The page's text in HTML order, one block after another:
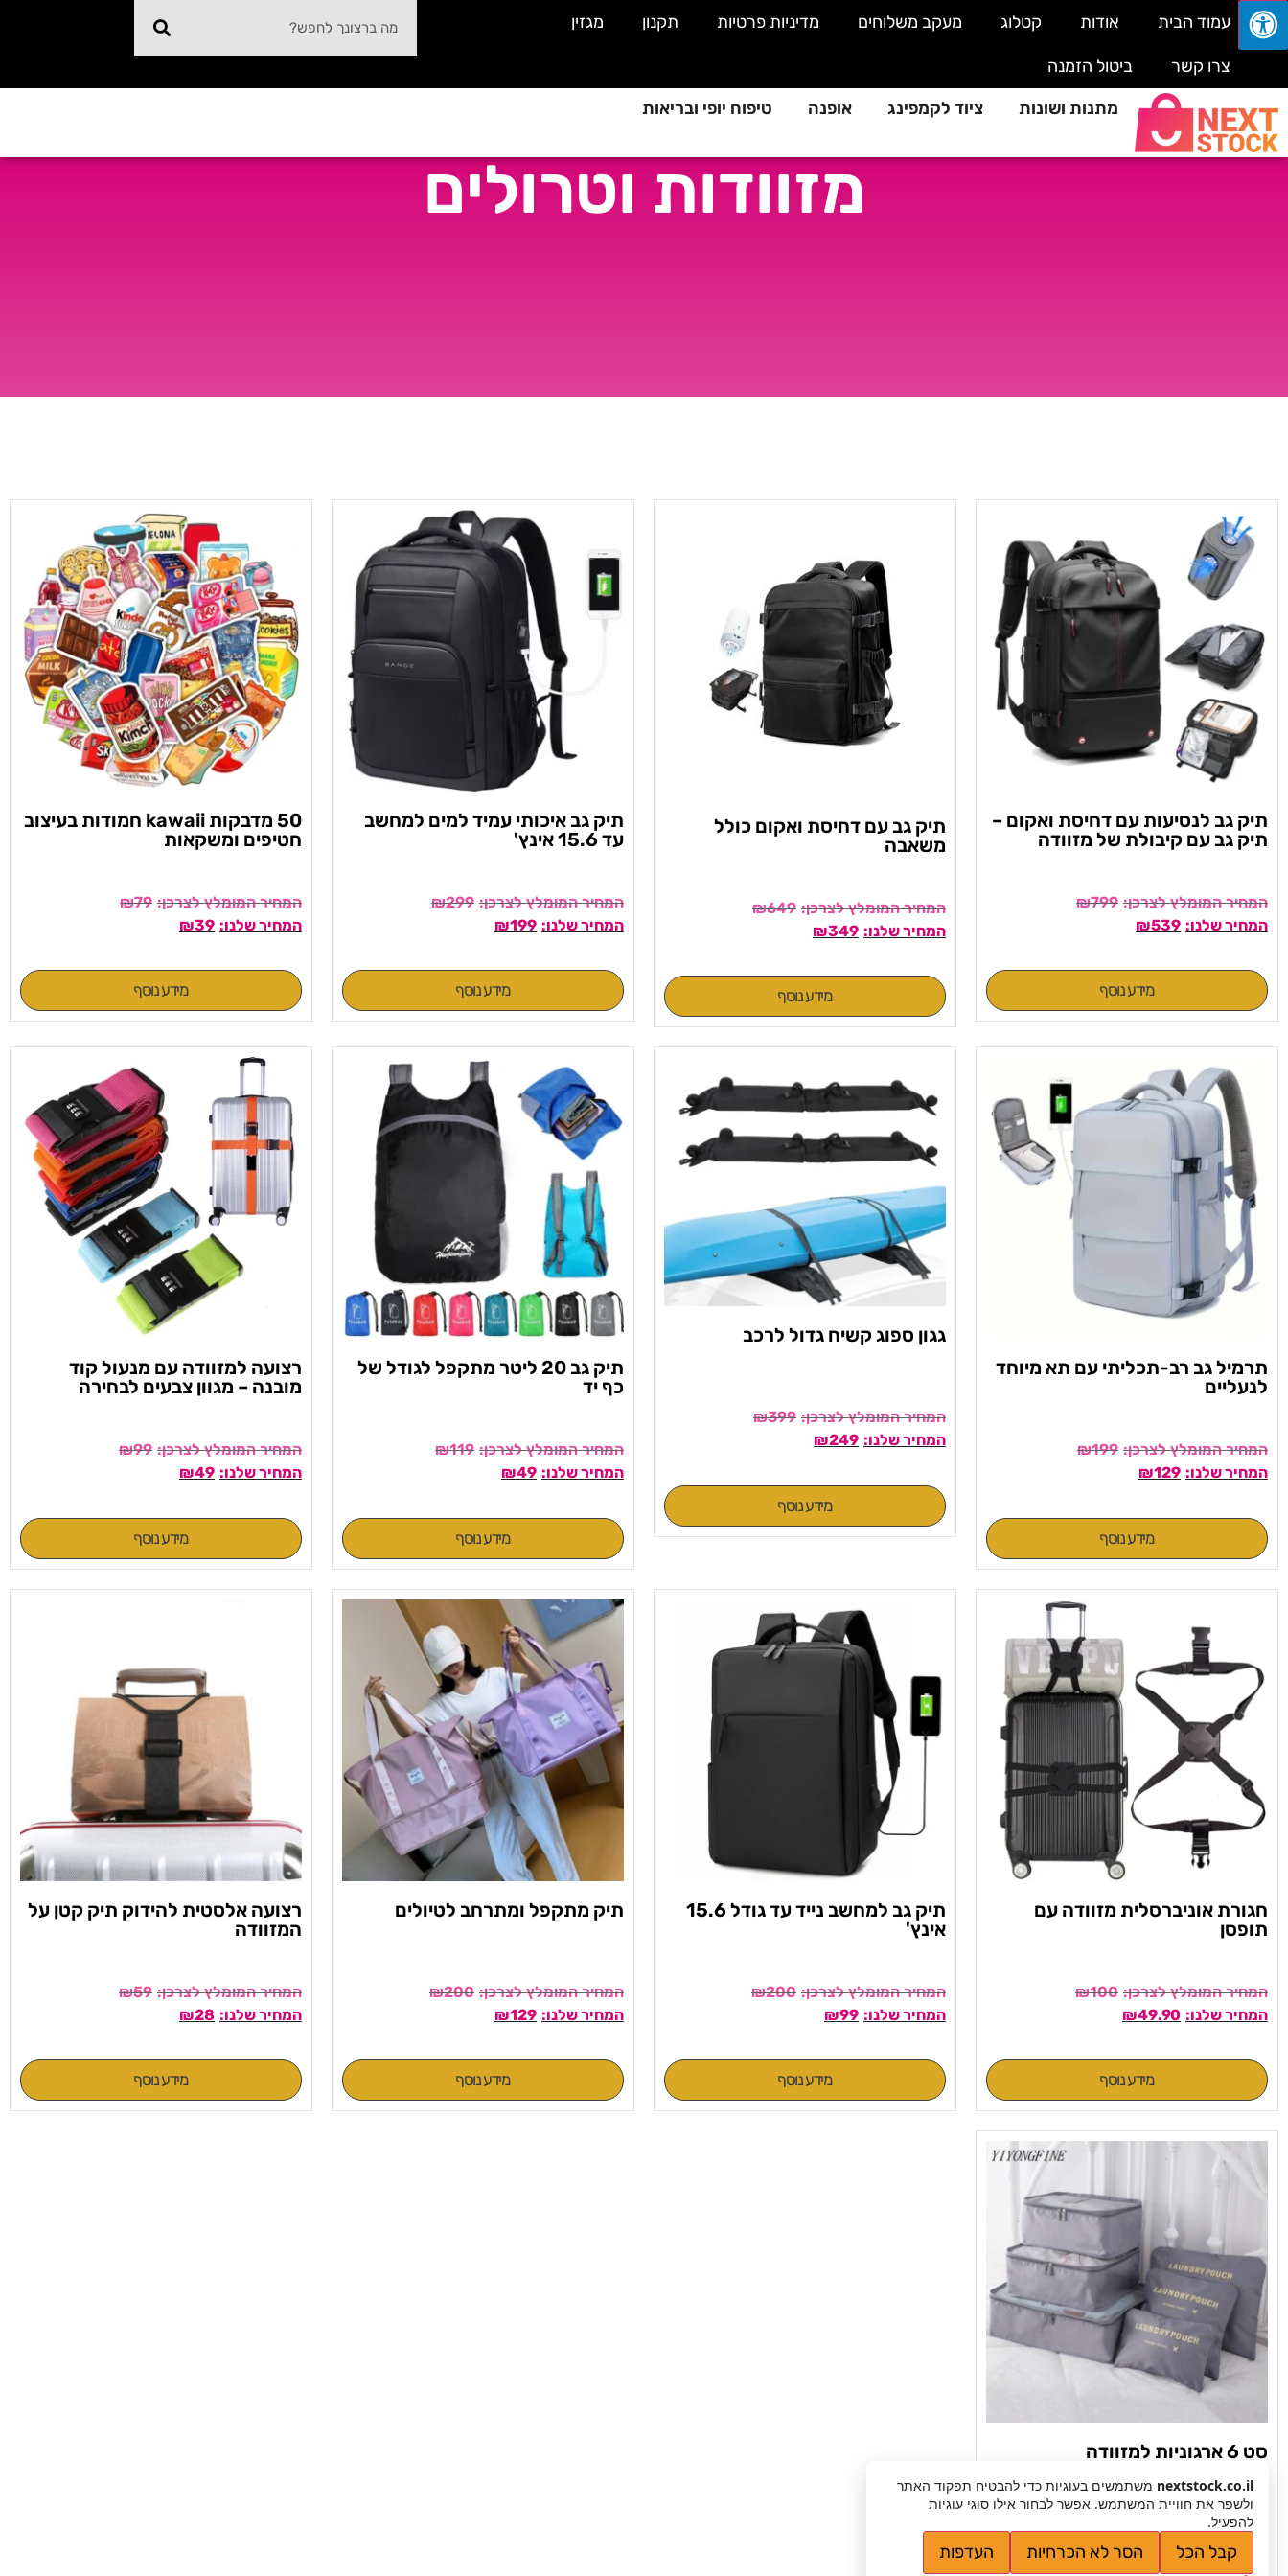
עמוד הבית אודות קטלוג מעקב משלוחים מדיניות פרטיות תקנון מגזין
צרו קשר
ביטול הזמנה
מתנות ושונות
ציוד לקמפינג אופנה טיפוח יופי ובריאות
מזוודות וטרולים
תיק גב לנסיעות עם דחיסת ואקום –
תיק גב עם קיבולת של מזוודה
₪799
₪539
מידע נוסף
תיק גב עם דחיסת ואקום כולל
משאבה
₪649
₪349
מידע נוסף
תיק גב איכותי עמיד למים למחשב
עד 15.6 אינץ'
₪299
₪199
מידע נוסף
50 מדבקות kawaii חמודות בעיצוב
חטיפים ומשקאות
₪79
₪39
מידע נוסף
תרמיל גב רב-תכליתי עם תא מיוחד
לנעליים
₪199
₪129
מידע נוסף
גגון ספוג קשיח גדול לרכב
₪399
₪249
מידע נוסף
תיק גב 20 ליטר מתקפל לגודל של
כף יד
₪119
₪49
מידע נוסף
רצועה למזוודה עם מנעול קוד
מובנה – מגוון צבעים לבחירה
₪99
₪49
מידע נוסף
חגורת אוניברסלית מזוודה עם
תופסן
₪100
₪49.90
מידע נוסף
תיק גב למחשב נייד עד גודל 15.6
אינץ'
₪200
₪99
מידע נוסף
תיק מתקפל ומתרחב לטיולים
₪200
₪129
מידע נוסף
רצועה אלסטית להידוק תיק קטן על
המזוודה
₪59
₪28
מידע נוסף
סט 6 ארגוניות למזוודה
₪129
59
nextstock.co.il משתמשים בעוגיות כדי להבטיח תפקוד האתר
ולשפר את חוויית המשתמש. אפשר לבחור אילו סוגי עוגיות
להפעיל.
קבל הכל הסר לא הכרחיות העדפות